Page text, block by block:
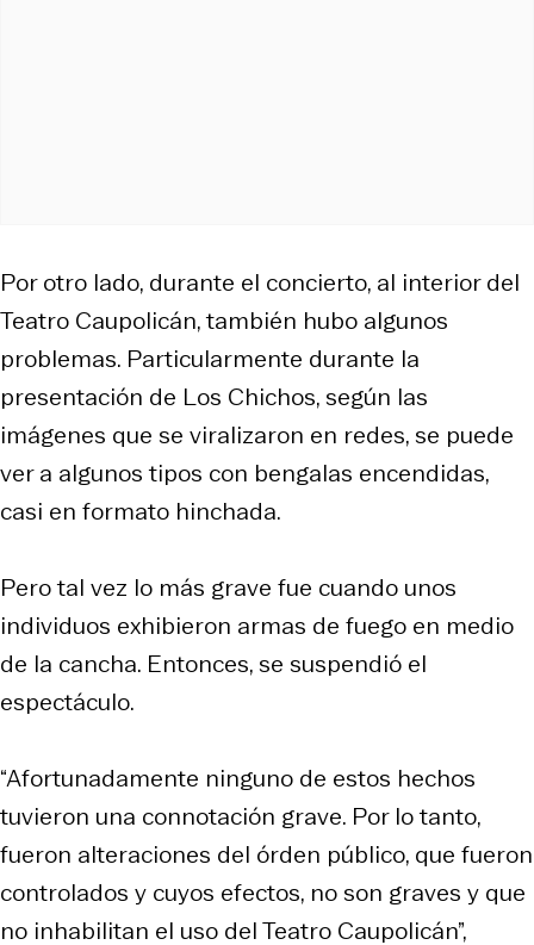
Por otro lado, durante el concierto, al interior del
Teatro Caupolicán, también hubo algunos
problemas. Particularmente durante la
presentación de Los Chichos, según las
imágenes que se viralizaron en redes, se puede
ver a algunos tipos con bengalas encendidas,
casi en formato hinchada.
Pero tal vez lo más grave fue cuando unos
individuos exhibieron armas de fuego en medio
de la cancha. Entonces, se suspendió el
espectáculo.
“Afortunadamente ninguno de estos hechos
tuvieron una connotación grave. Por lo tanto,
fueron alteraciones del órden público, que fueron
controlados y cuyos efectos, no son graves y que
no inhabilitan el uso del Teatro Caupolicán”,